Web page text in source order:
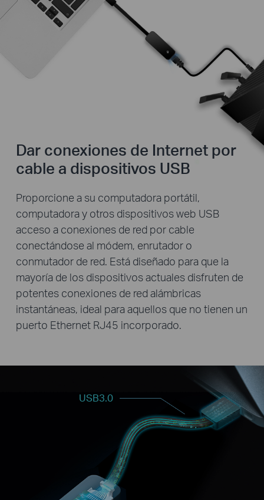
Dar conexiones de Internet por
cable a dispositivos USB
Proporcione a su computadora portátil,
computadora y otros dispositivos web USB
acceso a conexiones de red por cable
conectándose al módem, enrutador o
conmutador de red. Está diseñado para que la
mayoría de los dispositivos actuales disfruten de
potentes conexiones de red alámbricas
instantáneas, ideal para aquellos que no tienen un
puerto Ethernet RJ45 incorporado.
USB3.0